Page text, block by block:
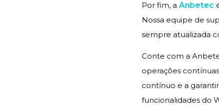
Por fim, aAnbetec
Nossa equipe de
sempre atualizada
Conte com a
operações
contínuo e a
funcionalidades do